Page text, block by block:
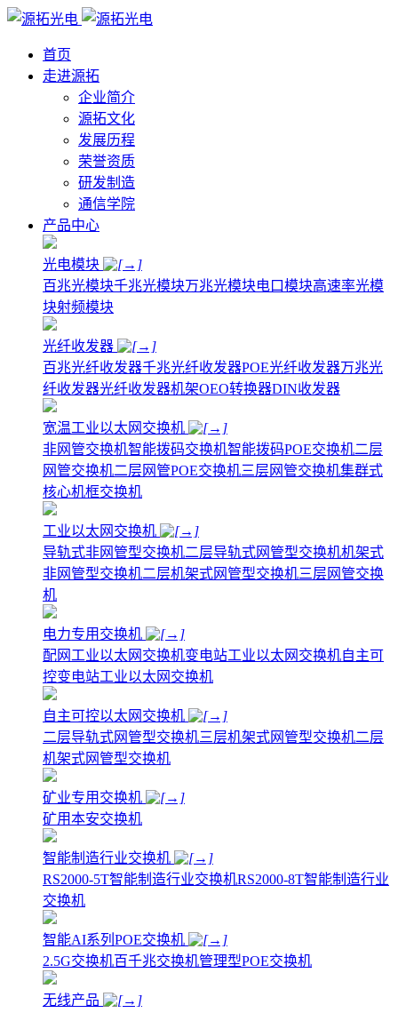
首页
走进源拓
企业简介
源拓文化
发展历程
荣誉资质
研发制造
通信学院
产品中心
光电模块
百兆光模块千兆光模块万兆光模块电口模块高速率光模
块射频模块
光纤收发器
百兆光纤收发器千兆光纤收发器POE光纤收发器万兆光
纤收发器光纤收发器机架OEO转换器DIN收发器
宽温工业以太网交换机
非网管交换机智能拨码交换机智能拨码POE交换机二层
网管交换机二层网管POE交换机三层网管交换机集群式
核心机框交换机
工业以太网交换机
导轨式非网管型交换机二层导轨式网管型交换机机架式
非网管型交换机二层机架式网管型交换机三层网管交换
机
电力专用交换机
配网工业以太网交换机变电站工业以太网交换机自主可
控变电站工业以太网交换机
自主可控以太网交换机
二层导轨式网管型交换机三层机架式网管型交换机二层
机架式网管型交换机
矿业专用交换机
矿用本安交换机
智能制造行业交换机
RS2000-5T智能制造行业交换机RS2000-8T智能制造行业
交换机
智能AI系列POE交换机
2.5G交换机百千兆交换机管理型POE交换机
无线产品